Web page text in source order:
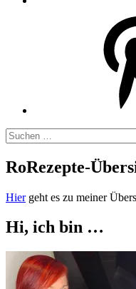
Suchen
nach:
RoRezepte-
Hiergeht es zu meiner
Hi, ich bin …